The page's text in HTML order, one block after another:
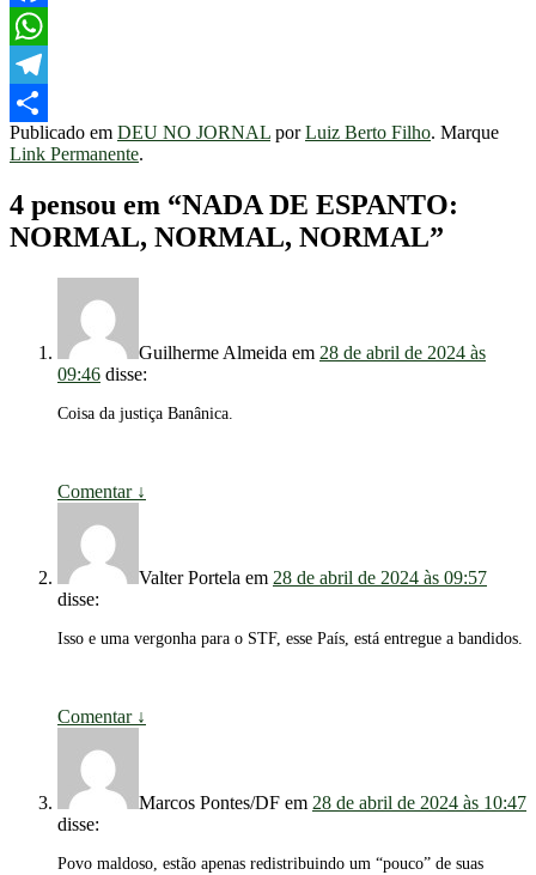
Facebook
WhatsApp
Telegram
Share
Publicado em DEU NO JORNAL porLuiz Berto Filho. Marque
Link Permanente.
4 pensou em “NADA DE ESPANTO:
NORMAL, NORMAL, NORMAL”
Guilherme Almeida em 28 de abril de 2024 às
09:46 disse:
Coisa da justiça Banânica.
Comentar ↓
Valter Portela em 28 de abril de 2024 às 09:57
disse:
Isso e uma vergonha para o STF, esse País, está entregue a bandidos.
Comentar ↓
Marcos Pontes/DF em 28 de abril de 2024 às 10:47
disse:
Povo maldoso, estão apenas redistribuindo um “pouco” de suas